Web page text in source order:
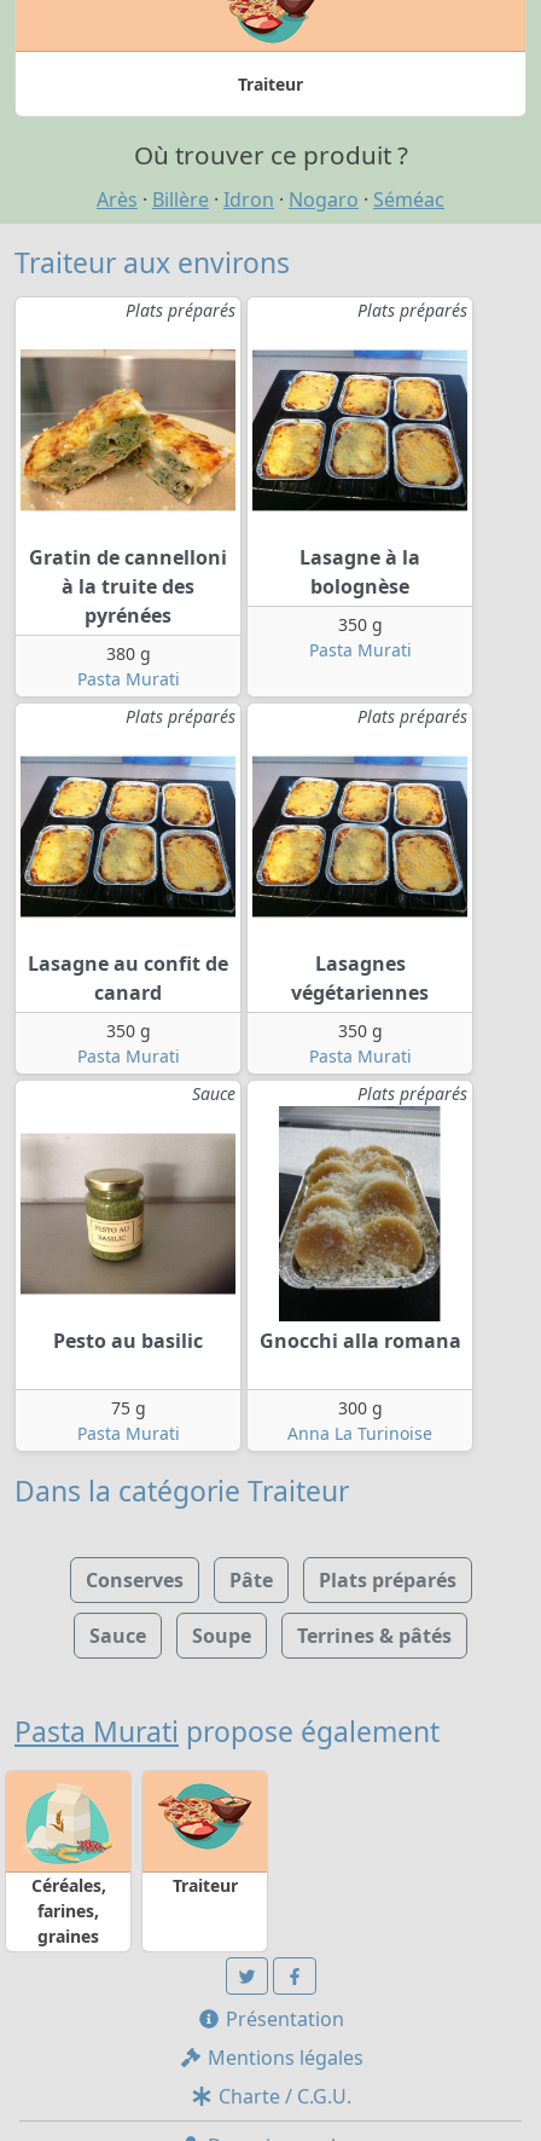
Traiteur
Où trouver ce produit ?
Arès · Billère · Idron · Nogaro · Séméac
Traiteur aux environs
Plats préparés
Gratin de cannelloni
à la truite des
pyrénées
380 g
Pasta Murati
Plats préparés
Lasagne à la
bolognèse
350 g
Pasta Murati
Plats préparés
Lasagne au confit de
canard
350 g
Pasta Murati
Plats préparés
Lasagnes
végétariennes
350 g
Pasta Murati
Sauce
Pesto au basilic
75 g
Pasta Murati
Plats préparés
Gnocchi alla romana
300 g
Anna La Turinoise
Dans la catégorie Traiteur
Conserves Pâte Plats préparés
Sauce Soupe Terrines & pâtés
Pasta Murati propose également
Céréales,
farines,
graines
Traiteur
Présentation
Mentions légales
Charte / C.G.U.